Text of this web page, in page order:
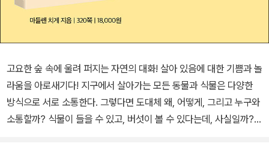
고요한 숲 속에 울려 퍼지는 자연의 대화! 살아 있음에 대한 기쁨과 놀
라움을 아로새기다! 지구에서 살아가는 모든 동물과 식물은 다양한
방식으로 서로 소통한다. 그렇다면 도대체 왜, 어떻게, 그리고 누구와
소통할까? 식물이 들을 수 있고, 버섯이 볼 수 있다는데, 사실일까?